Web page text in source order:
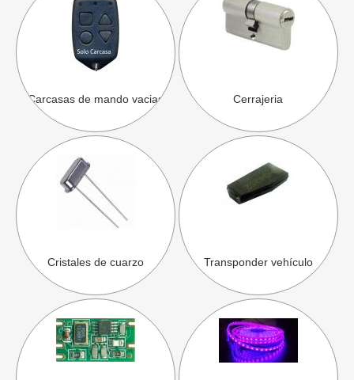
Carcasas de mando vacias Cerrajeria
Cristales de cuarzo Transponder vehículo